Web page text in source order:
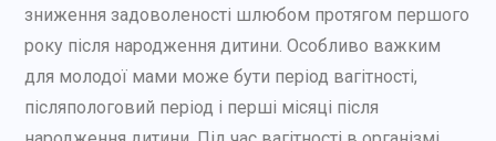
зниження задоволеності шлюбом протягом першого
року після народження дитини. Особливо важким
для молодої мами може бути період вагітності,
післяпологовий період і перші місяці після